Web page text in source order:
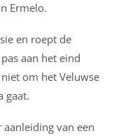
Ermelo.
en roept de
aan het eind
om het Veluwse
gaat.
van een